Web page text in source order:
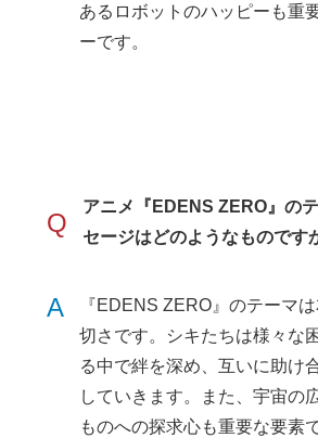
あるロボットのハッピーも重
ーです。
Q
アニメ『EDENS ZERO』の
セージはどのようなものです
A
『EDENS ZERO』のテーマ
切さです。シキたちは様々な
る中で絆を深め、互いに助け
していきます。また、宇宙の
ものへの探求心も重要な要素